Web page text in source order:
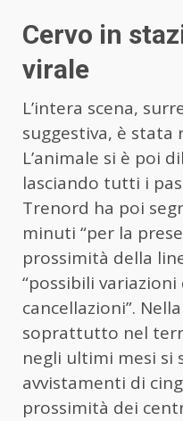
Cervo in
virale
L’intera scena,
suggestiva, è stata
L’animale si è poi
lasciando tutti i
Trenord ha poi
minuti “per la
prossimità della
“possibili
cancellazioni”.
soprattutto nel
negli ultimi mesi si
avvistamenti di
prossimità dei